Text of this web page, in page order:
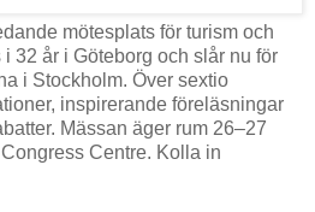
mötesplats för turism och
32 år i Göteborg och slår nu för
i Stockholm. Över sextio
inspirerande föreläsningar
Mässan äger rum 26–27
Centre. Kolla in